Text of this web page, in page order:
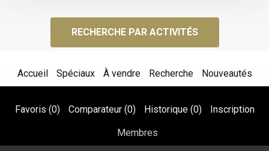
RECHERCHE PAR ACTIVITÉS
Accueil Spéciaux À vendre Recherche Nouveautés
Favoris (0) Comparateur (0) Historique (0) Inscription
Membres